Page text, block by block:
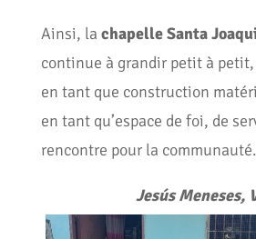
Ainsi, la chapelle Santa
continue à grandir petit à
en tant que construction
en tant qu’espace de foi, de
rencontre pour la communauté.
Jesús Meneses,